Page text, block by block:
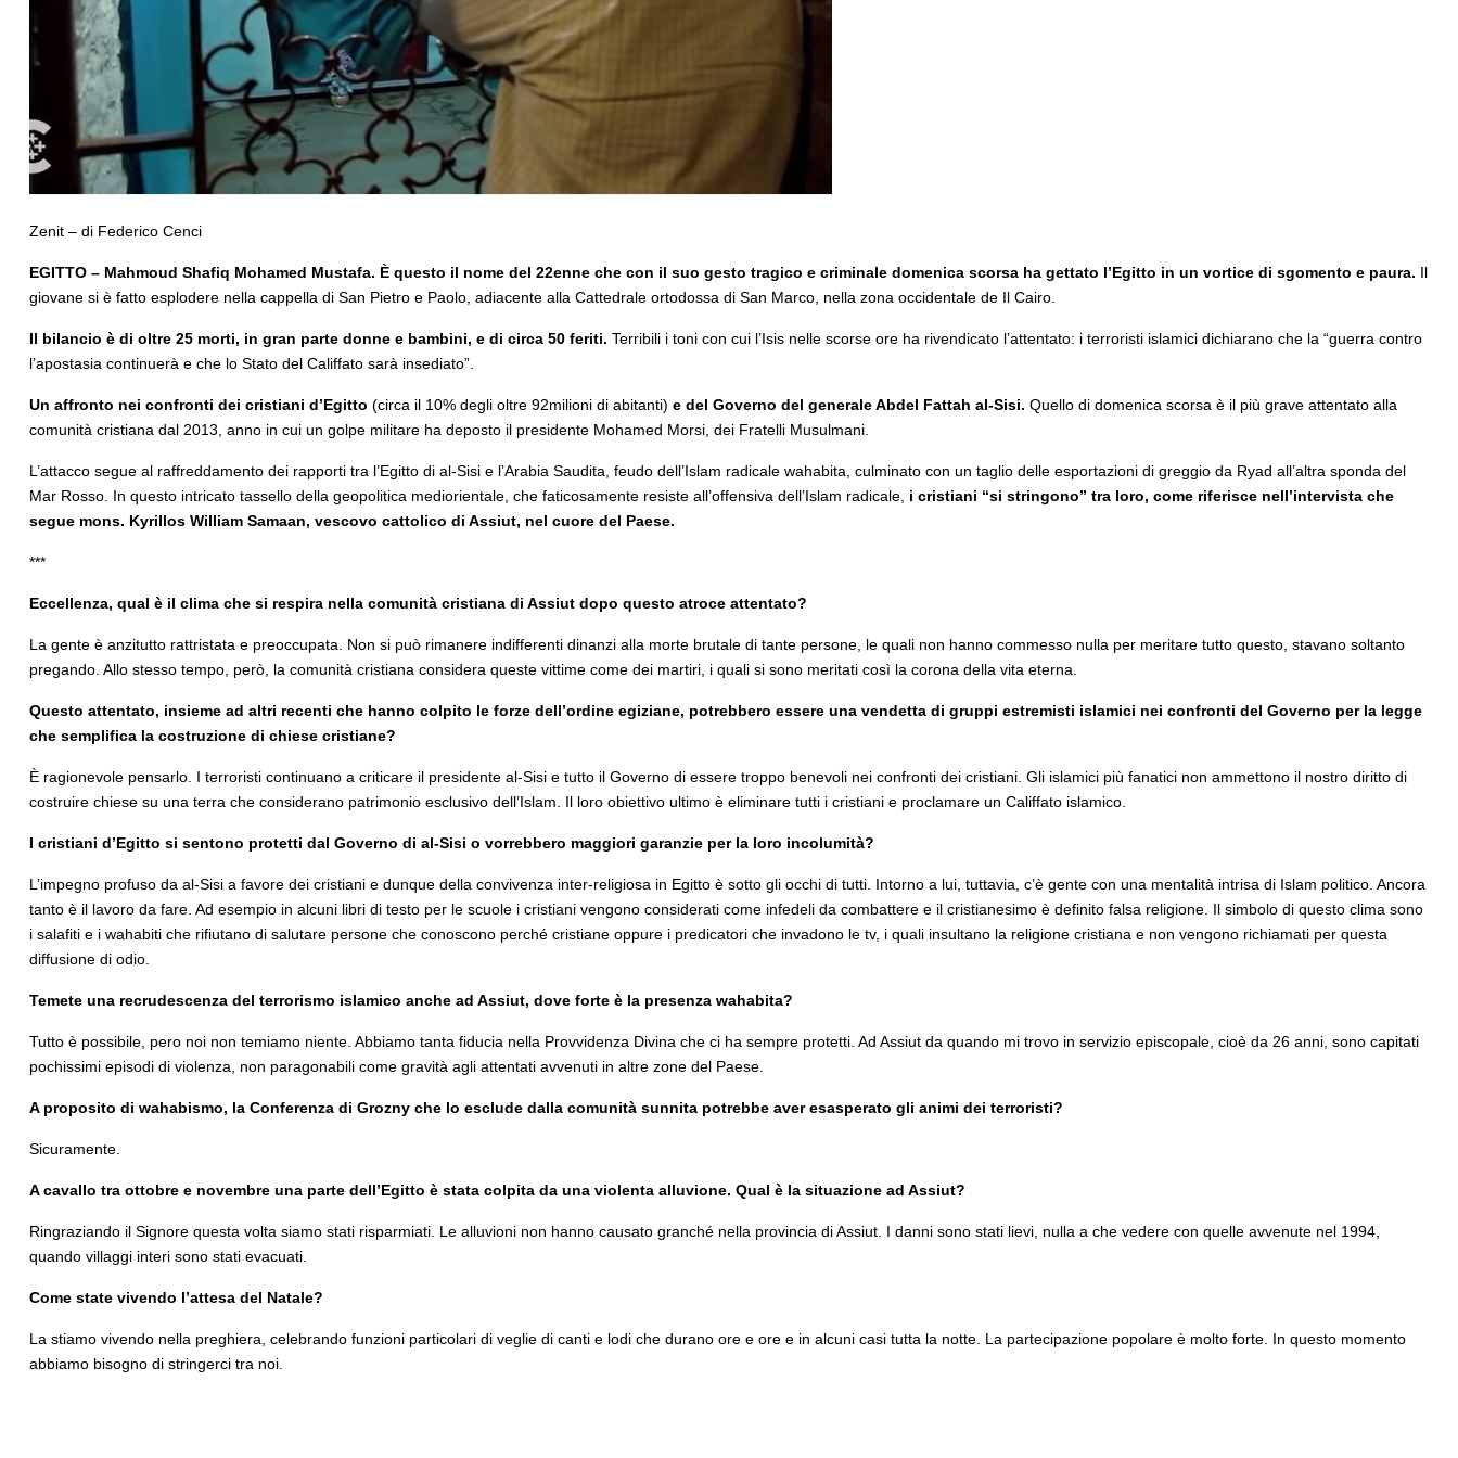
Zenit – di Federico Cenci
EGITTO – Mahmoud Shafiq Mohamed Mustafa. È questo il nome del 22enne che con il suo gesto tragico e criminale domenica scorsa ha gettato l’Egitto in un vortice di sgomento e paura. Il
giovane si è fatto esplodere nella cappella di San Pietro e Paolo, adiacente alla Cattedrale ortodossa di San Marco, nella zona occidentale de Il Cairo.
Il bilancio è di oltre 25 morti, in gran parte donne e bambini, e di circa 50 feriti. Terribili i toni con cui l’Isis nelle scorse ore ha rivendicato l’attentato: i terroristi islamici dichiarano che la “guerra contro
l’apostasia continuerà e che lo Stato del Califfato sarà insediato”.
Un affronto nei confronti dei cristiani d’Egitto (circa il 10% degli oltre 92milioni di abitanti) e del Governo del generale Abdel Fattah al-Sisi. Quello di domenica scorsa è il più grave attentato alla
comunità cristiana dal 2013, anno in cui un golpe militare ha deposto il presidente Mohamed Morsi, dei Fratelli Musulmani.
L’attacco segue al raffreddamento dei rapporti tra l’Egitto di al-Sisi e l’Arabia Saudita, feudo dell’Islam radicale wahabita, culminato con un taglio delle esportazioni di greggio da Ryad all’altra sponda del
Mar Rosso. In questo intricato tassello della geopolitica mediorientale, che faticosamente resiste all’offensiva dell’Islam radicale, i cristiani “si stringono” tra loro, come riferisce nell’intervista che
segue mons. Kyrillos William Samaan, vescovo cattolico di Assiut, nel cuore del Paese.
***
Eccellenza, qual è il clima che si respira nella comunità cristiana di Assiut dopo questo atroce attentato?
La gente è anzitutto rattristata e preoccupata. Non si può rimanere indifferenti dinanzi alla morte brutale di tante persone, le quali non hanno commesso nulla per meritare tutto questo, stavano soltanto
pregando. Allo stesso tempo, però, la comunità cristiana considera queste vittime come dei martiri, i quali si sono meritati così la corona della vita eterna.
Questo attentato, insieme ad altri recenti che hanno colpito le forze dell’ordine egiziane, potrebbero essere una vendetta di gruppi estremisti islamici nei confronti del Governo per la legge
che semplifica la costruzione di chiese cristiane?
È ragionevole pensarlo. I terroristi continuano a criticare il presidente al-Sisi e tutto il Governo di essere troppo benevoli nei confronti dei cristiani. Gli islamici più fanatici non ammettono il nostro diritto di
costruire chiese su una terra che considerano patrimonio esclusivo dell’Islam. Il loro obiettivo ultimo è eliminare tutti i cristiani e proclamare un Califfato islamico.
I cristiani d’Egitto si sentono protetti dal Governo di al-Sisi o vorrebbero maggiori garanzie per la loro incolumità?
L’impegno profuso da al-Sisi a favore dei cristiani e dunque della convivenza inter-religiosa in Egitto è sotto gli occhi di tutti. Intorno a lui, tuttavia, c’è gente con una mentalità intrisa di Islam politico. Ancora
tanto è il lavoro da fare. Ad esempio in alcuni libri di testo per le scuole i cristiani vengono considerati come infedeli da combattere e il cristianesimo è definito falsa religione. Il simbolo di questo clima sono
i salafiti e i wahabiti che rifiutano di salutare persone che conoscono perché cristiane oppure i predicatori che invadono le tv, i quali insultano la religione cristiana e non vengono richiamati per questa
diffusione di odio.
Temete una recrudescenza del terrorismo islamico anche ad Assiut, dove forte è la presenza wahabita?
Tutto è possibile, pero noi non temiamo niente. Abbiamo tanta fiducia nella Provvidenza Divina che ci ha sempre protetti. Ad Assiut da quando mi trovo in servizio episcopale, cioè da 26 anni, sono capitati
pochissimi episodi di violenza, non paragonabili come gravità agli attentati avvenuti in altre zone del Paese.
A proposito di wahabismo, la Conferenza di Grozny che lo esclude dalla comunità sunnita potrebbe aver esasperato gli animi dei terroristi?
Sicuramente.
A cavallo tra ottobre e novembre una parte dell’Egitto è stata colpita da una violenta alluvione. Qual è la situazione ad Assiut?
Ringraziando il Signore questa volta siamo stati risparmiati. Le alluvioni non hanno causato granché nella provincia di Assiut. I danni sono stati lievi, nulla a che vedere con quelle avvenute nel 1994,
quando villaggi interi sono stati evacuati.
Come state vivendo l’attesa del Natale?
La stiamo vivendo nella preghiera, celebrando funzioni particolari di veglie di canti e lodi che durano ore e ore e in alcuni casi tutta la notte. La partecipazione popolare è molto forte. In questo momento
abbiamo bisogno di stringerci tra noi.